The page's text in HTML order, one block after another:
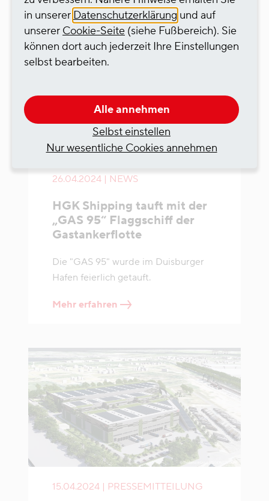
26.04.2024 | NEWS
HGK Shipping tauft mit der
„GAS 95“ Flaggschiff der
Gastankerflotte
Die "GAS 95" wurde im Duisburger
Hafen feierlich getauft.
Mehr erfahren
15.04.2024 | PRESSEMITTEILUNG
in unserer Datenschutzerklärung und auf
unserer Cookie-Seite (siehe Fußbereich). Sie
können dort auch jederzeit Ihre Einstellungen
selbst bearbeiten.
Alle annehmen
Selbst einstellen
Nur wesentliche Cookies annehmen